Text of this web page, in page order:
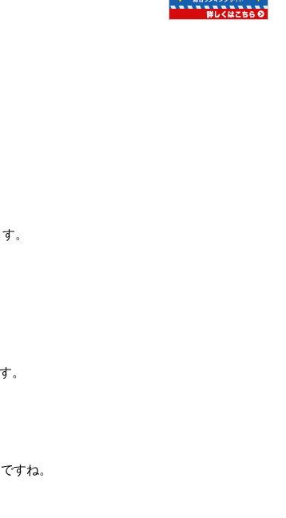
。
。
すね。